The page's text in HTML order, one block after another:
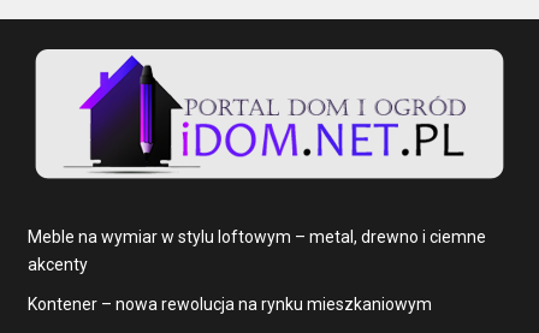
Meble na wymiar w stylu loftowym – metal, drewno i ciemne
akcenty
Kontener – nowa rewolucja na rynku mieszkaniowym